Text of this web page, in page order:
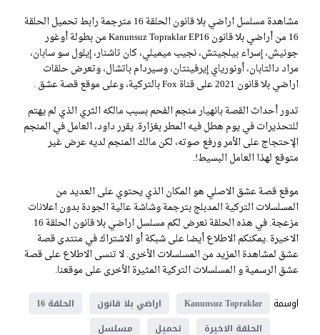
مشاهدة مسلسل اراضي بلا قانون الحلقة 16 مترجمة رابط تحميل الحلقة
16 من أراضي بلا قانون Kanunsuz Topraklar EP16 من بطولة أوغور
جونيش، إسراء بيلجيتش، نجيب ميميلي، كان تاشنار، إيلول سو سابان،
مراد دالتابان، أونورياي إيرفينتان، وسيردام باتشال، وتعرض حلقات
اراضي بلا قانون 2021 على قناة Fox بالتركية، وعلى موقع قصة عشق .
تدور أحداث القصة بانهيار منجم الفحم بسبب مالكه الثري الذي لم يهتم
للتحذيرات في يوم هطل فيه المطر بغزارة. يقرر داود، العامل في المنجم
الإحتجاج على الأمر ورفع صوته، لكن مالك المنجم لديه عرض غير
متوقع لهذا العامل البسيط!.
موقع قصة عشق الاصلي هو المكان الذي يحتوي على العديد من
المسلسلات التركية المدبلج بترجمة وشاشة عالية الجودة بدون اعلانات
مزعجة. في هذه الحلقة نعرض لكم مسلسل اراضي بلا قانون الحلقة 16
الاخيرة .يمكنكم الاطلاع أيضا على شبكة أو الاشتراك في منتدى قصة
عشق لمشاهدة المزيد من المسلسلات الأخرى. لا تنسى الاطلاع على قصة
عشق الرسمية و المسلسلات التركية المثيرة الأخرى على موقعنا.
اوسمة
Kanunsuz Topraklar اراضي بلا قانون
الحلقة 16
الحلقة الاخيرة
تحميل
مسلسل